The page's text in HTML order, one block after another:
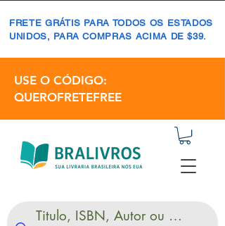
FRETE GRÁTIS PARA TODOS OS ESTADOS
UNIDOS, PARA COMPRAS ACIMA DE $39.
USE O CÓDIGO:
QUEROFRETEFREE